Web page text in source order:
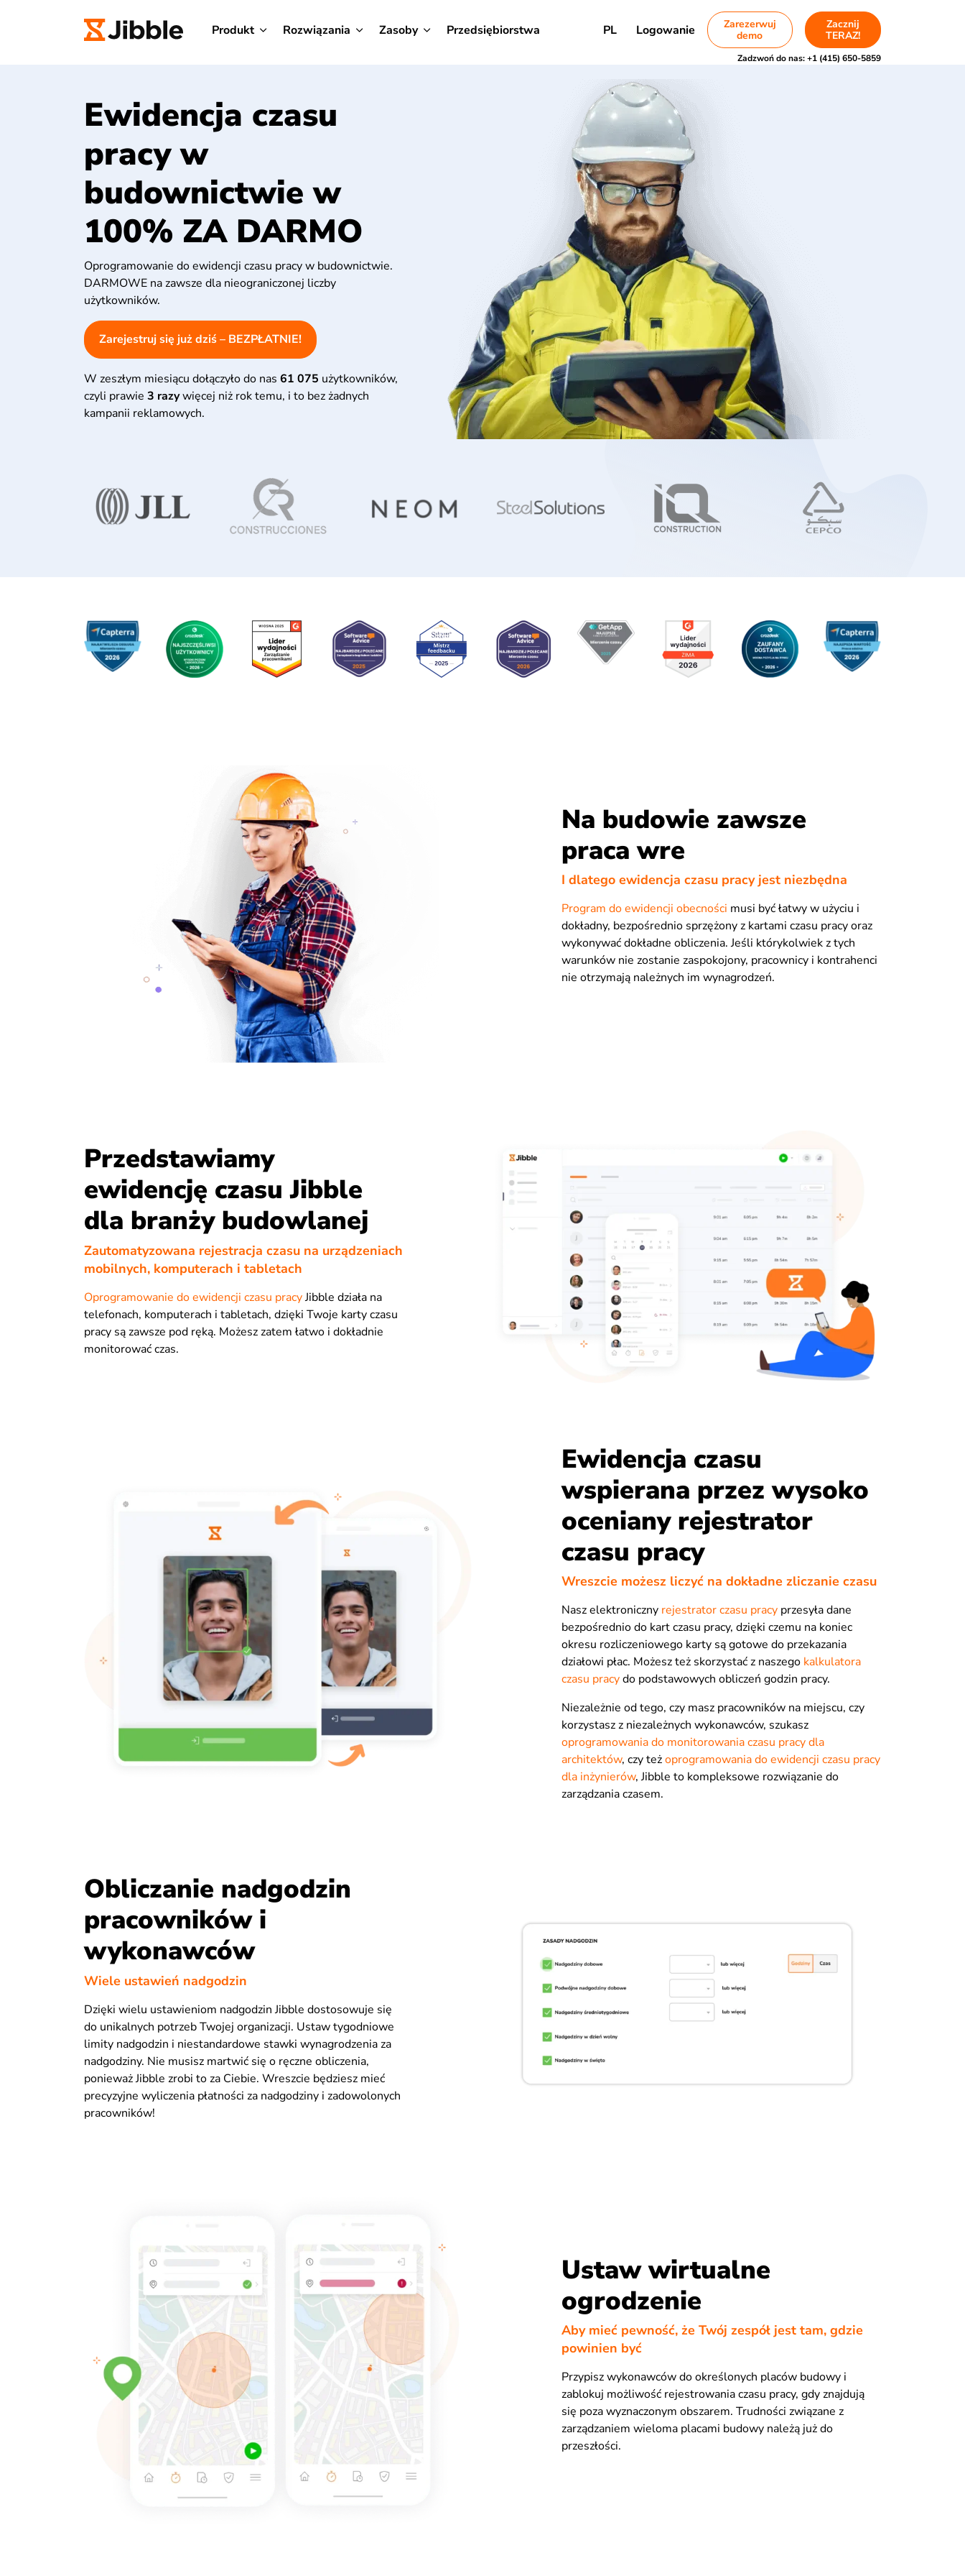
Produkt Rozwiązania Zasoby Przedsiębiorstwa PL Logowanie
Zarezerwuj
demo
Zacznij
TERAZ!
Zadzwoń do nas:+1 (415) 650-5859
Ewidencja czasu
pracy w
budownictwie w
100% ZA DARMO
Oprogramowanie do ewidencji czasu pracy w budownictwie.
DARMOWE na zawsze dla nieograniczonej liczby
użytkowników.
Zarejestruj się już dziś – BEZPŁATNIE!
W zeszłym miesiącu dołączyło do nas 61 075 użytkowników,
czyli prawie 3 razywięcej niż rok temu, i to bez żadnych
kampanii reklamowych.
Na budowie zawsze
praca wre
I dlatego ewidencja czasu pracy jest niezbędna
Program do ewidencji obecności musi być łatwy w użyciu i
dokładny, bezpośrednio sprzężony z kartami czasu pracy oraz
wykonywać dokładne obliczenia. Jeśli którykolwiek z tych
warunków nie zostanie zaspokojony, pracownicy i kontrahenci
nie otrzymają należnych im wynagrodzeń.
Przedstawiamy
ewidencję czasu Jibble
dla branży budowlanej
Zautomatyzowana rejestracja czasu na urządzeniach
mobilnych, komputerach i tabletach
Oprogramowanie do ewidencji czasu pracyJibble działa na
telefonach, komputerach i tabletach, dzięki Twoje karty czasu
pracy są zawsze pod ręką. Możesz zatem łatwo i dokładnie
monitorować czas.
Ewidencja czasu
wspierana przez wysoko
oceniany rejestrator
czasu pracy
Wreszcie możesz liczyć na dokładne zliczanie czasu
Nasz elektroniczny rejestrator czasu pracyprzesyła dane
bezpośrednio do kart czasu pracy, dzięki czemu na koniec
okresu rozliczeniowego karty są gotowe do przekazania
działowi płac. Możesz też skorzystać z naszego kalkulatora
czasu pracydo podstawowych obliczeń godzin pracy.
Niezależnie od tego, czy masz pracowników na miejscu, czy
korzystasz z niezależnych wykonawców, szukasz
oprogramowania do monitorowania czasu pracy dla
architektów, czy teżoprogramowania do ewidencji czasu pracy
dla inżynierów, Jibble to kompleksowe rozwiązanie do
zarządzania czasem.
Obliczanie nadgodzin
pracowników i
wykonawców
Wiele ustawień nadgodzin
Dzięki wielu ustawieniom nadgodzin Jibble dostosowuje się
do unikalnych potrzeb Twojej organizacji. Ustaw tygodniowe
limity nadgodzin i niestandardowe stawki wynagrodzenia za
nadgodziny. Nie musisz martwić się o ręczne obliczenia,
ponieważ Jibble zrobi to za Ciebie. Wreszcie będziesz mieć
precyzyjne wyliczenia płatności za nadgodziny i zadowolonych
pracowników!
Ustaw wirtualne
ogrodzenie
Aby mieć pewność, że Twój zespół jest tam, gdzie
powinien być
Przypisz wykonawców do określonych placów budowy i
zablokuj możliwość rejestrowania czasu pracy, gdy znajdują
się poza wyznaczonym obszarem. Trudności związane z
zarządzaniem wieloma placami budowy należą już do
przeszłości.